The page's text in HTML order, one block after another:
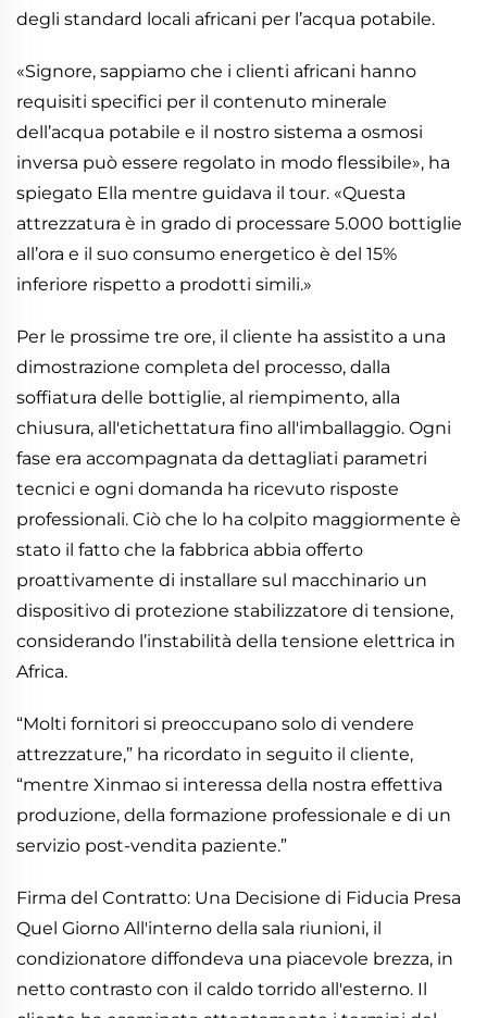
degli standard locali africani per l’acqua potabile.
«Signore, sappiamo che i clienti africani hanno
requisiti specifici per il contenuto minerale
dell’acqua potabile e il nostro sistema a osmosi
inversa può essere regolato in modo flessibile», ha
spiegato Ella mentre guidava il tour. «Questa
attrezzatura è in grado di processare 5.000 bottiglie
all’ora e il suo consumo energetico è del 15%
inferiore rispetto a prodotti simili.»
Per le prossime tre ore, il cliente ha assistito a una
dimostrazione completa del processo, dalla
soffiatura delle bottiglie, al riempimento, alla
chiusura, all'etichettatura fino all'imballaggio. Ogni
fase era accompagnata da dettagliati parametri
tecnici e ogni domanda ha ricevuto risposte
professionali. Ciò che lo ha colpito maggiormente è
stato il fatto che la fabbrica abbia offerto
proattivamente di installare sul macchinario un
dispositivo di protezione stabilizzatore di tensione,
considerando l’instabilità della tensione elettrica in
Africa.
“Molti fornitori si preoccupano solo di vendere
attrezzature,” ha ricordato in seguito il cliente,
“mentre Xinmao si interessa della nostra effettiva
produzione, della formazione professionale e di un
servizio post-vendita paziente.”
Firma del Contratto: Una Decisione di Fiducia Presa
Quel Giorno All'interno della sala riunioni, il
condizionatore diffondeva una piacevole brezza, in
netto contrasto con il caldo torrido all'esterno. Il